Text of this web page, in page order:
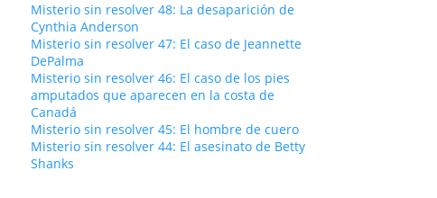
Misterio sin resolver 48: La desaparición de
Cynthia Anderson
Misterio sin resolver 47: El caso de Jeannette
DePalma
Misterio sin resolver 46: El caso de los pies
amputados que aparecen en la costa de
Canadá
Misterio sin resolver 45: El hombre de cuero
Misterio sin resolver 44: El asesinato de Betty
Shanks